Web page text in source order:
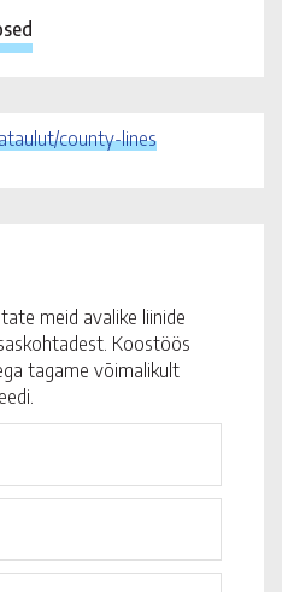
county-lines
meid avalike liinide
Koostöös
tagame võimalikult